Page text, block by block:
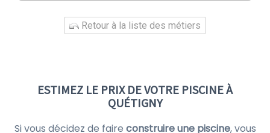
Retour à la liste des métiers
ESTIMEZ LE PRIX DE VOTRE PISCINE À
QUÉTIGNY
Si vous décidez de faire construire une piscine, vous